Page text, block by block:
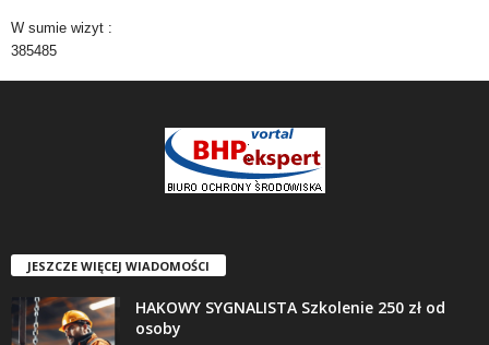
W sumie wizyt :
385485
JESZCZE WIĘCEJ WIADOMOŚCI
HAKOWY SYGNALISTA Szkolenie 250 zł od
osoby